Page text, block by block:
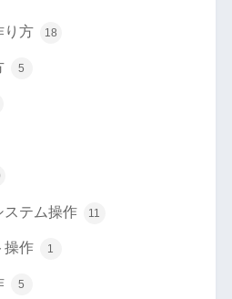
り方 18
5
ステム操作 11
操作 1
5